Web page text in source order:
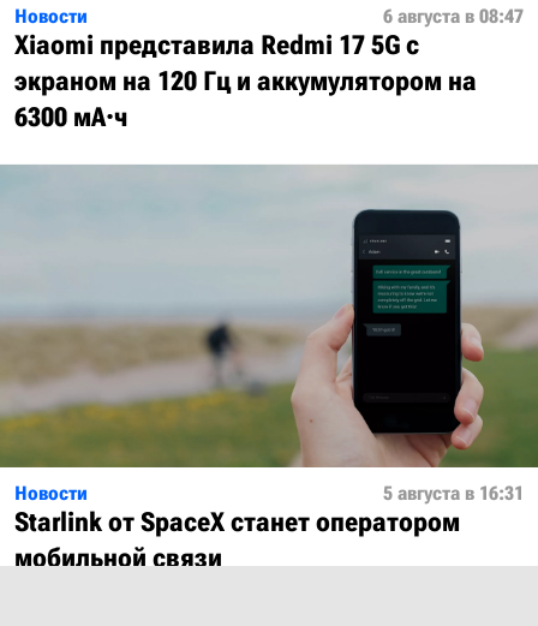
Новости 6 августа в 08:47
Xiaomi представила Redmi 17 5G с
экраном на 120 Гц и аккумулятором на
6300 мА·ч
Новости 5 августа в 16:31
Starlink от SpaceX станет оператором
мобильной связи